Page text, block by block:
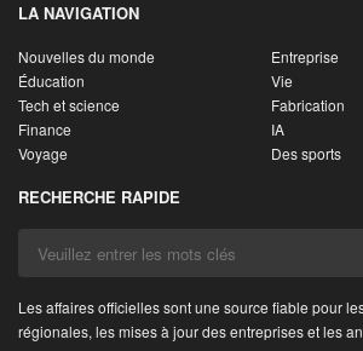
LA NAVIGATION
Nouvelles du monde
Entreprise
Éducation
Vie
Tech et science
Fabrication
Finance
IA
Voyage
Des sports
RECHERCHE RAPIDE
Les affaires officielles sont une source fiable pour
régionales, les mises à jour des entreprises et les